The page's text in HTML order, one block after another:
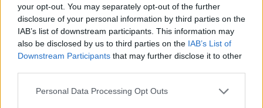
your opt-out. You may separately opt-out of the further
disclosure of your personal information by third parties on the
IAB’s list of downstream participants. This information may
also be disclosed by us to third parties on the IAB’s List of
Downstream Participants that may further disclose it to other
Personal Data Processing Opt Outs
PLUS
Motorbåtdefilering i Risør